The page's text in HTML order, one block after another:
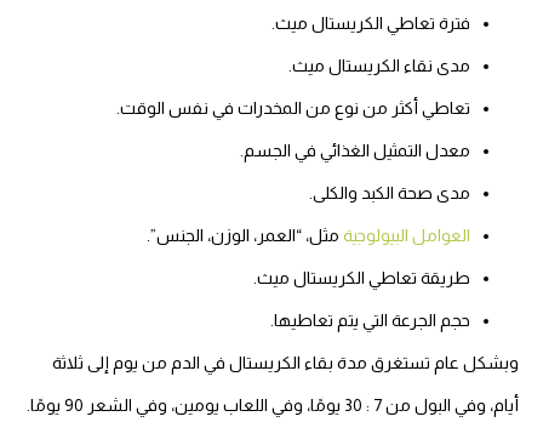
فترة تعاطي الكريستال ميث.
مدى نقاء الكريستال ميث.
تعاطي أكثر من نوع من المخدرات في نفس الوقت.
معدل التمثيل الغذائي في الجسم.
مدى صحة الكبد والكلى.
العوامل البيولوجية مثل، “العمر، الوزن، الجنس”.
طريقة تعاطي الكريستال ميث.
حجم الجرعة التي يتم تعاطيها.
وبشكل عام تستغرق مدة بقاء الكريستال في الدم من يوم إلى ثلاثة
أيام، وفي البول من 7 : 30 يومًا، وفي اللعاب يومين، وفي الشعر 90 يومًا.